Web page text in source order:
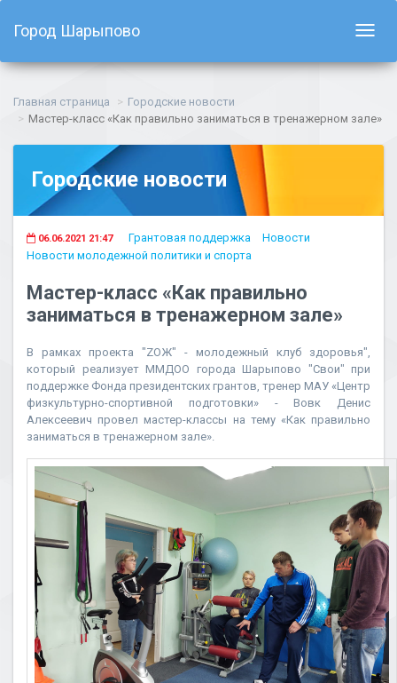
Город Шарыпово
Главная страница
Городские новости
Мастер-класс «Как правильно заниматься в тренажерном зале»
Городские новости
06.06.2021 21:47 Грантовая поддержка
Новости
Новости молодежной политики и спорта
Мастер-класс «Как правильно
заниматься в тренажерном зале»
В рамках проекта "ZОЖ" - молодежный клуб здоровья",
который реализует ММДОО города Шарыпово "Свои" при
поддержке Фонда президентских грантов, тренер МАУ «Центр
физкультурно-спортивной подготовки» - Вовк Денис
Алексеевич провел мастер-классы на тему «Как правильно
заниматься в тренажерном зале».